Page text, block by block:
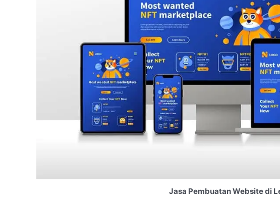
Jasa Pembuatan Website di